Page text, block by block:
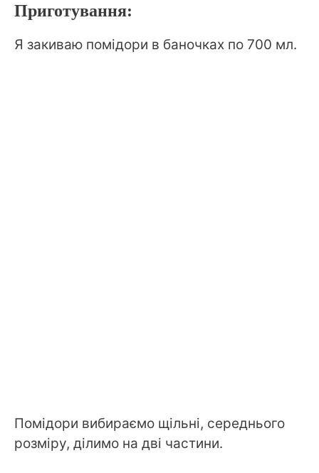
Приготування:
Я закиваю помідори в баночках по 700 мл.
Помідори вибираємо щільні, середнього
розміру, ділимо на дві частини.